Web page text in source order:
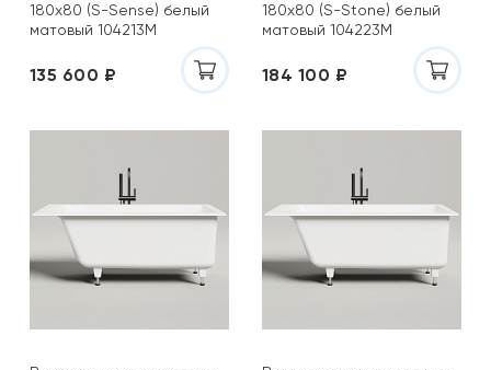
180x80 (S-Sense) белый
матовый 104213M
135 600 ₽
180x80 (S-Stone) белый
матовый 104223M
184 100 ₽